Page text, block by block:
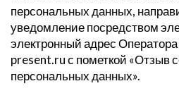
персональных данных,
уведомление посредством
электронный адрес
present.ru с пометкой «Отзыв
персональных данных».